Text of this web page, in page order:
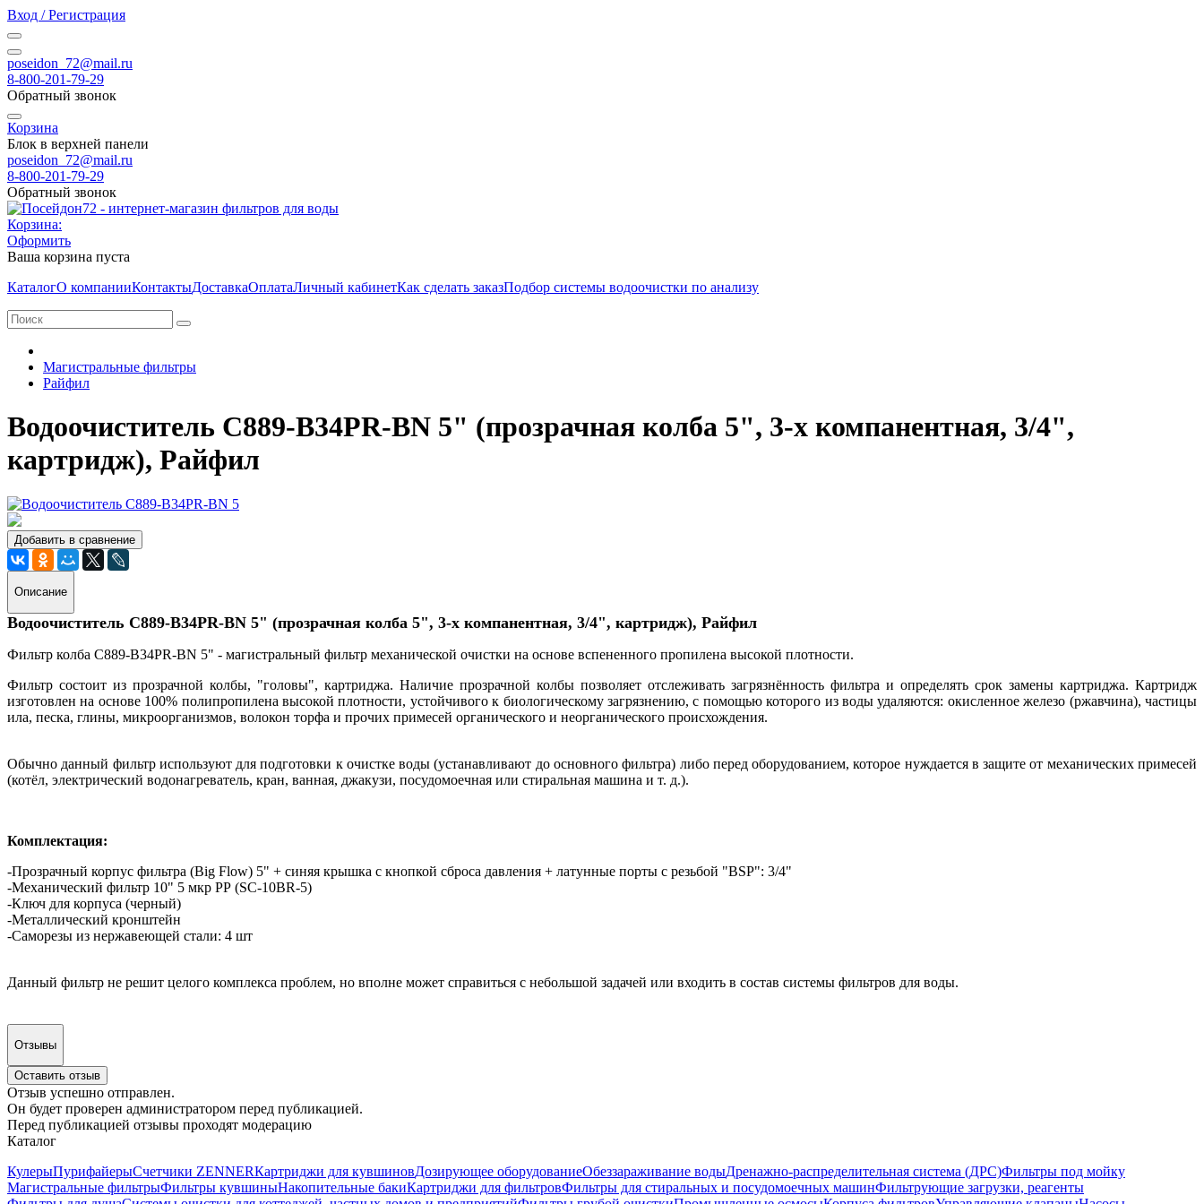
Вход / Регистрация
poseidon_72@mail.ru
8-800-201-79-29
Обратный звонок
Корзина
Блок в верхней панели
poseidon_72@mail.ru
8-800-201-79-29
Обратный звонок
Корзина:
Оформить
Ваша корзина пуста
КаталогО компанииКонтактыДоставкаОплатаЛичный кабинетКак сделать заказПодбор системы водоочистки по анализу
Магистральные фильтры
Райфил
Водоочиститель C889-B34PR-BN 5" (прозрачная колба 5", 3-х компанентная, 3/4",
картридж), Райфил
Добавить в сравнение
Описание
Водоочиститель C889-B34PR-BN 5" (прозрачная колба 5", 3-х компанентная, 3/4", картридж), Райфил
Фильтр колба C889-B34PR-BN 5" - магистральный фильтр механической очистки на основе вспененного пропилена высокой плотности.
Фильтр состоит из прозрачной колбы, "головы", картриджа. Наличие прозрачной колбы позволяет отслеживать загрязнённость фильтра и определять срок замены картриджа. Картридж
изготовлен на основе 100% полипропилена высокой плотности, устойчивого к биологическому загрязнению, с помощью которого из воды удаляются: окисленное железо (ржавчина), частицы
ила, песка, глины, микроорганизмов, волокон торфа и прочих примесей органического и неорганического происхождения.
Обычно данный фильтр используют для подготовки к очистке воды (устанавливают до основного фильтра) либо перед оборудованием, которое нуждается в защите от механических примесей
(котёл, электрический водонагреватель, кран, ванная, джакузи, посудомоечная или стиральная машина и т. д.).
Комплектация:
-Прозрачный корпус фильтра (Big Flow) 5" + синяя крышка с кнопкой сброса давления + латунные порты с резьбой "BSP": 3/4"
-Механический фильтр 10" 5 мкр РР (SC-10BR-5)
-Ключ для корпуса (черный)
-Металлический кронштейн
-Саморезы из нержавеющей стали: 4 шт
Данный фильтр не решит целого комплекса проблем, но вполне может справиться с небольшой задачей или входить в состав системы фильтров для воды.
Отзывы
Оставить отзыв
Отзыв успешно отправлен.
Он будет проверен администратором перед публикацией.
Перед публикацией отзывы проходят модерацию
Каталог
КулерыПурифайерыСчетчики ZENNERКартриджи для кувшиновДозирующее оборудованиеОбеззараживание водыДренажно-распределительная система (ДРС)Фильтры под мойку
Магистральные фильтрыФильтры кувшиныНакопительные бакиКартриджи для фильтровФильтры для стиральных и посудомоечных машинФильтрующие загрузки, реагенты